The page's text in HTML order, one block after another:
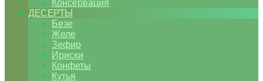
Консервация
ДЕСЕРТЫ
Безе
Желе
Зефир
Ириски
Конфеты
Кутья